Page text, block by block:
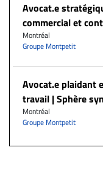
Avocat.e
commercial et
Montréal
Groupe Montpetit
Avocat.e plaidant
travail | Sphère
Montréal
Groupe Montpetit